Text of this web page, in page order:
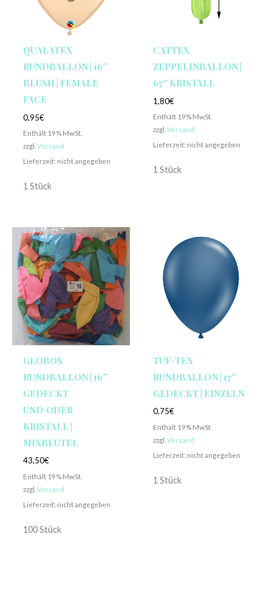
QUALATEX
RUNDBALLON | 16″
BLUSH | FEMALE
FACE
0,95€
Enthält 19% MwSt.
zzgl. Versand
Lieferzeit: nicht angegeben
1 Stück
CATTEX
ZEPPELINBALLON |
67″ KRISTALL
1,80€
Enthält 19% MwSt.
zzgl. Versand
Lieferzeit: nicht angegeben
1 Stück
GLOBOS
RUNDBALLON | 16″
GEDECKT
UND/ODER
KRISTALL |
MIXBEUTEL
43,50€
Enthält 19% MwSt.
zzgl. Versand
Lieferzeit: nicht angegeben
100 Stück
TUF-TEX
RUNDBALLON | 17″
GEDECKT | EINZELN
0,75€
Enthält 19% MwSt.
zzgl. Versand
Lieferzeit: nicht angegeben
1 Stück